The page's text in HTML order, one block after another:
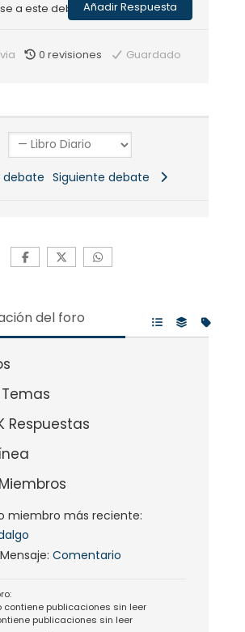
a este debate
0 revisiones Guardado
debate Siguiente debate
del foro
Temas
Respuestas
Miembros
miembro más reciente:
Comentario
contiene publicaciones sin leer
publicaciones sin leer